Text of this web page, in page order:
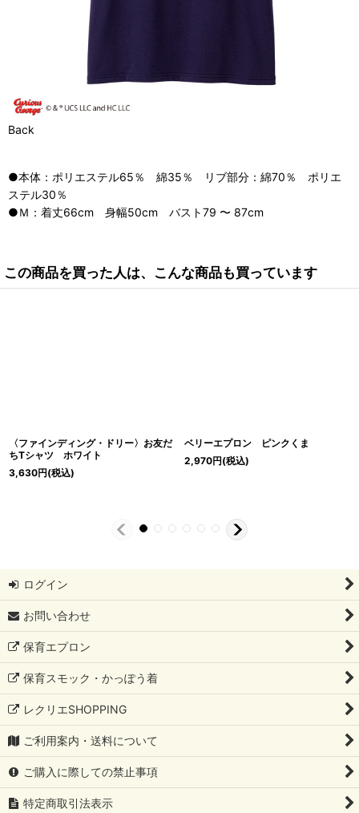
Back
●本体：ポリエステル65％ 綿35％ リブ部分：綿70％ ポリエ
ステル30％
●Ｍ：着丈66cm 身幅50cm バスト79 〜 87cm
この商品を買った人は、こんな商品も買っています
〈ファインディング・ドリー〉お友だ
ちTシャツ ホワイト
3,630円(税込)
ベリーエプロン ピンクくま
2,970円(税込)
ログイン
お問い合わせ
保育エプロン
保育スモック・かっぽう着
レクリエSHOPPING
ご利用案内・送料について
ご購入に際しての禁止事項
特定商取引法表示